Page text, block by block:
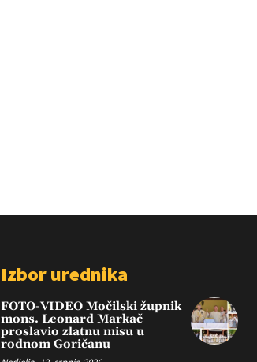
Izbor urednika
FOTO-VIDEO Močilski župnik
mons. Leonard Markač
proslavio zlatnu misu u
rodnom Goričanu